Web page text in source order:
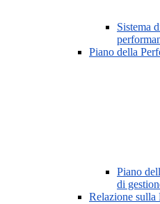
Sistema
Piano della
Piano
di
Relazione sulla